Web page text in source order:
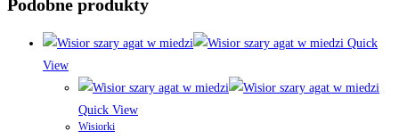
Podobne produkty
Quick
View
Quick View
Wisiorki